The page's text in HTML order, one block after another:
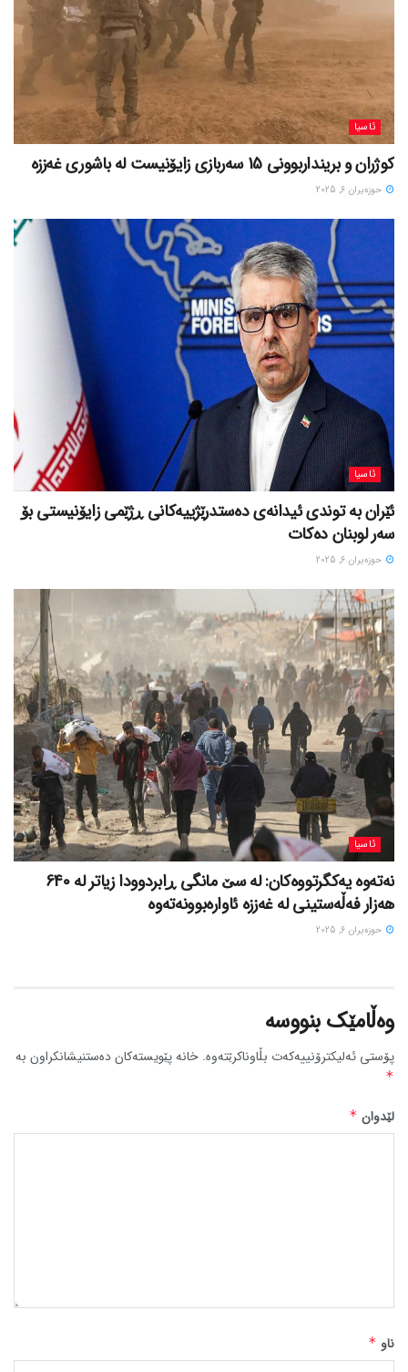
ئاسیا
کوژران و برینداربوونی 15 سەربازی زایۆنیست لە باشوری غەززە
حوزه‌یران 6, 2025
ئاسیا
ئێران بە توندی ئیدانەی دەستدرێژییەکانی ڕژێمی زایۆنیستی بۆ
سەر لوبنان دەکات
حوزه‌یران 6, 2025
ئاسیا
نەتەوە یەکگرتووەکان: لە سێ مانگی ڕابردوودا زیاتر لە 640
هەزار فەڵەستینی لە غەززە ئاوارەبوونەتەوە
حوزه‌یران 6, 2025
وەڵامێک بنووسە
پۆستی ئەلیکترۆنییەکەت بڵاوناکرێتەوە. خانە پێویستەکان دەستنیشانکراون بە
*
لێدوان *
ناو *